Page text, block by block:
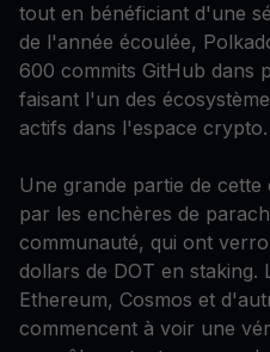
tout en bénéficiant d'une
de l'année écoulée,
600 commits GitHub dans
faisant l'un des
actifs dans l'espace crypto.
Une grande partie de cette
par les enchères de
communauté, qui ont
dollars de DOT en staking.
Ethereum, Cosmos et
commencent à voir une